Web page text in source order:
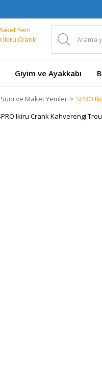
Giyim ve Ayakkabı
Suni ve Maket Yemler SPRO